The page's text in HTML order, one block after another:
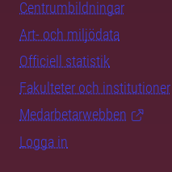
Centrumbildningar
Art- och miljödata
Officiell statistik
Fakulteter och institutioner
Medarbetarwebben
Logga in